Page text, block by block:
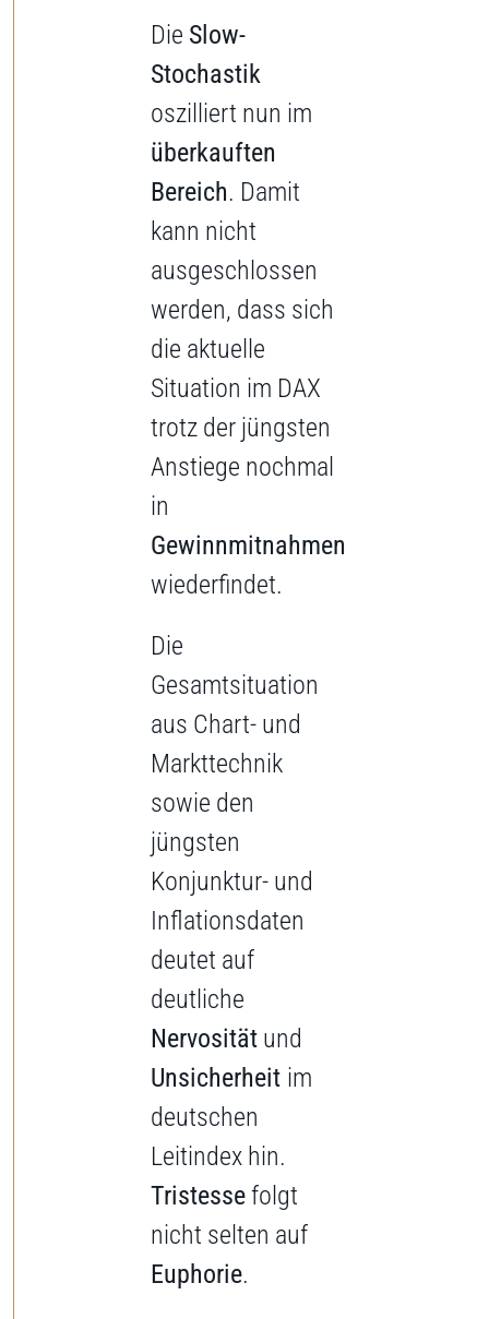
Die Slow-
Stochastik
oszilliert nun im
überkauften
Bereich. Damit
kann nicht
ausgeschlossen
werden, dass sich
die aktuelle
Situation im DAX
trotz der jüngsten
Anstiege nochmal
in
Gewinnmitnahmen
wiederfindet.
Die
Gesamtsituation
aus Chart- und
Markttechnik
sowie den
jüngsten
Konjunktur- und
Inflationsdaten
deutet auf
deutliche
Nervositätund
Unsicherheit im
deutschen
Leitindex hin.
Tristessefolgt
nicht selten auf
Euphorie.